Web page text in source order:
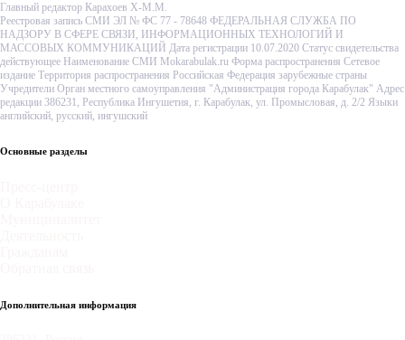
Главный редактор Карахоев Х-М.М.
Реестровая запись СМИ ЭЛ № ФС 77 - 78648 ФЕДЕРАЛЬНАЯ СЛУЖБА ПО
НАДЗОРУ В СФЕРЕ СВЯЗИ, ИНФОРМАЦИОННЫХ ТЕХНОЛОГИЙ И
МАССОВЫХ КОММУНИКАЦИЙ Дата регистрации 10.07.2020 Статус свидетельства
действующее Наименование СМИ Mokarabulak.ru Форма распространения Сетевое
издание Территория распространения Российская Федерация зарубежные страны
Учредители Орган местного самоуправления "Администрация города Карабулак" Адрес
редакции 386231, Республика Ингушетия, г. Карабулак, ул. Промысловая, д. 2/2 Языки
английский, русский, ингушский
Основные разделы
Дополнительная информация